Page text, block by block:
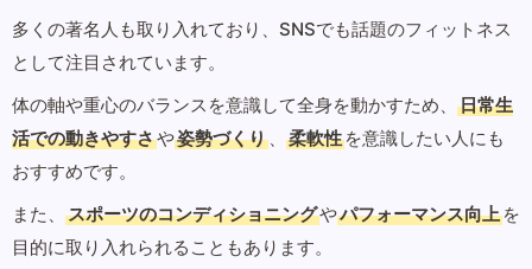
多くの著名人も取り入れており、SNSでも話題のフィットネス
として注目されています。
体の軸や重心のバランスを意識して全身を動かすため、
日常生
活での動きやすさや姿勢づくり 、 柔軟性 を意識したい人にも
おすすめです。
また、
スポーツのコンディショニングやパフォーマンス向上 を
目的に取り入れられることもあります。